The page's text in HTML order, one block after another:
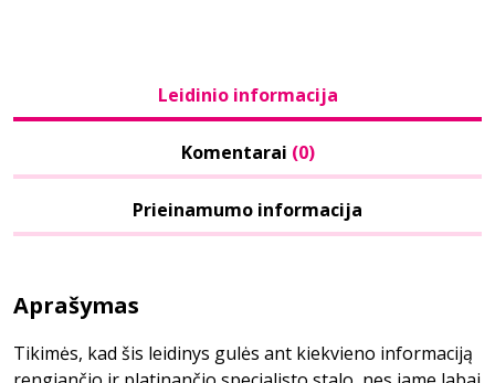
Leidinio informacija
Komentarai (0)
Prieinamumo informacija
Aprašymas
Tikimės, kad šis leidinys gulės ant kiekvieno informaciją